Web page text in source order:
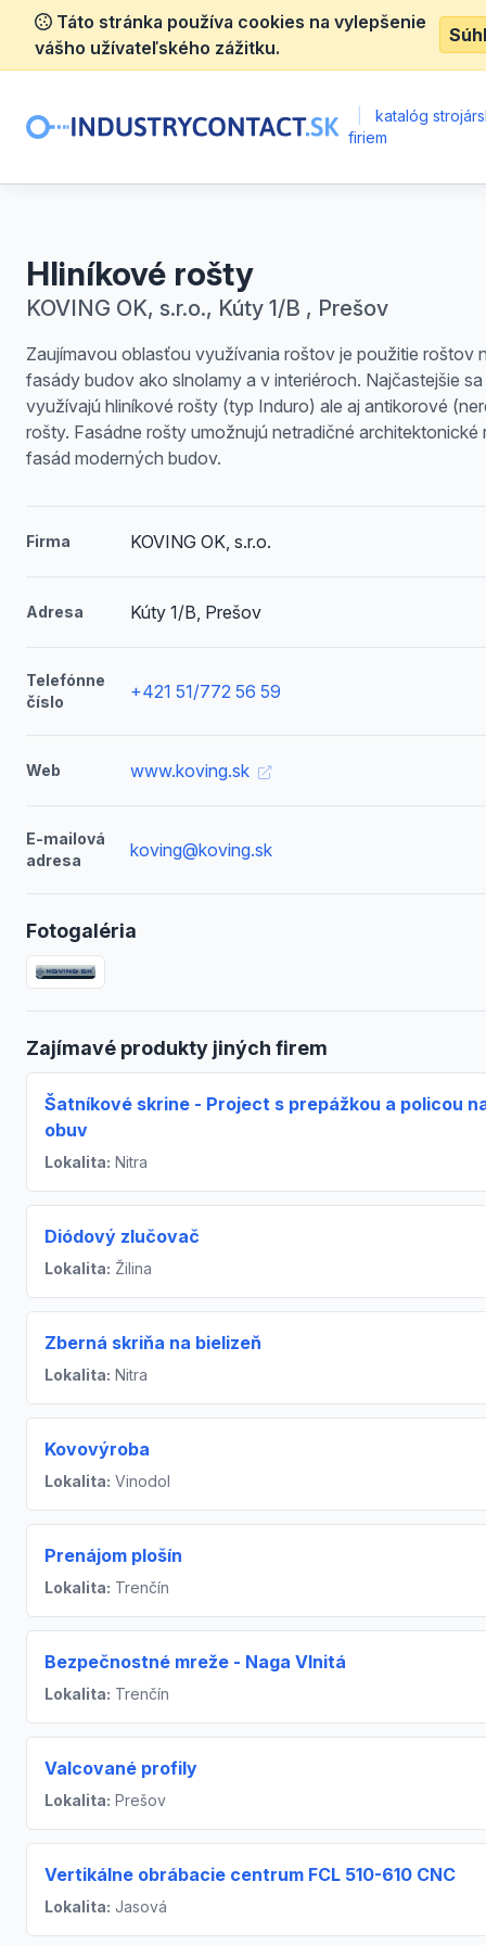
Táto stránka používa cookies na vylepšenie
vášho užívateľského zážitku.
katalóg
firiem
Hliníkové rošty
KOVING OK, s.r.o., Kúty 1/B , Prešov
Zaujímavou oblasťou využívania roštov je použitie roštov
fasády budov ako slnolamy a v interiéroch. Najčastejšie sa
využívajú hliníkové rošty (typ Induro) ale aj antikorové
rošty. Fasádne rošty umožnujú netradičné architektonické
fasád moderných budov.
Firma KOVING OK, s.r.o.
Adresa Kúty 1/B, Prešov
Telefónne
číslo
+421 51/772 56 59
Web www.koving.sk
E-mailová
adresa
koving@koving.sk
Fotogaléria
Zajímavé produkty jiných firem
Šatníkové skrine - Project s prepážkou a policou
obuv
Lokalita: Nitra
Diódový zlučovač
Lokalita: Žilina
Zberná skriňa na bielizeň
Lokalita: Nitra
Kovovýroba
Lokalita: Vinodol
Prenájom plošín
Lokalita: Trenčín
Bezpečnostné mreže - Naga Vlnitá
Lokalita: Trenčín
Valcované profily
Lokalita: Prešov
Vertikálne obrábacie centrum FCL 510-610 CNC
Lokalita: Jasová